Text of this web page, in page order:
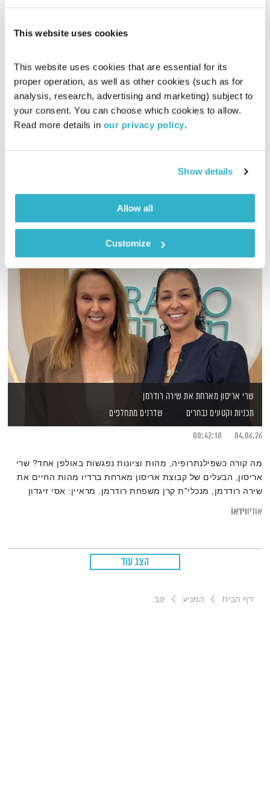
This website uses cookies
This website uses cookies that are essential for its
proper operation, as well as other cookies (such as for
analysis, research, advertising and marketing) subject to
your consent. You can choose which cookies to allow.
Read more details in our privacy policy.
Show details
Allow all
Customize
ערבות הדדית
הקול יחסים
דליה אילת,גליה אלכסנדר ודנה דבורין
איך אנחנו יכולים ללמד את ילדינו לראות את האחר ולעורר בהם
שרי אריסון מארחת את שירה רודרמן
תכניות וקטעים נבחרים
שדרנים מתחלפים
04.06.26
00:42:18
מה קורה כשפילנתרופיה, מהות וציונות נפגשות באולפן אחד? שרי
אריסון, הבעלים של קבוצת אריסון מארחת ברדיו מהות החיים את
שירה רודרמן, מנכלי"ת קרן משפחת רודרמן. מראיין: אסי זיגדון
אודיווידאו
הצג עוד
דף הבית המניע זנב